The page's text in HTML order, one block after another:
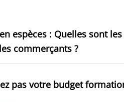
espèces : Quelles sont
commerçants ?
pas votre budget